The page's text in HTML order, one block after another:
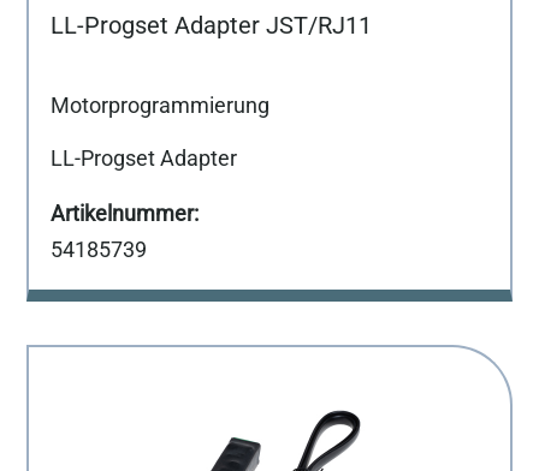
LL-Progset Adapter JST/RJ11
Motorprogrammierung
LL-Progset Adapter
54185739